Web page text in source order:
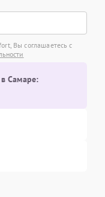
Вы соглашаетесь с
Самаре: